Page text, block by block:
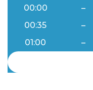
00:00 –
00:35
–
01:00
–